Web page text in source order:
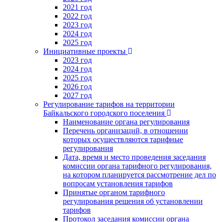
2021 год
2022 год
2023 год
2024 год
2025 год
Инициативные проекты
2023 год
2024 год
2025 год
2026 год
2027 год
Регулирование тарифов на территории
Байкальского городского поселения
Наименование органа регулирования
Перечень организаций, в отношении
которых осуществляются тарифные
регулирования
Дата, время и место проведения заседания
комиссии органа тарифного регулирования,
на котором планируется рассмотрение дел по
вопросам установления тарифов
Принятые органом тарифного
регулирования решения об установлении
тарифов
Протокол заседания комиссии органа